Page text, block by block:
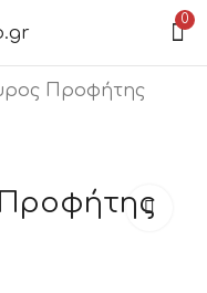
0
Προφήτης
Άγιοι Θεόδωροι
Ανάσταση
Κυρίου